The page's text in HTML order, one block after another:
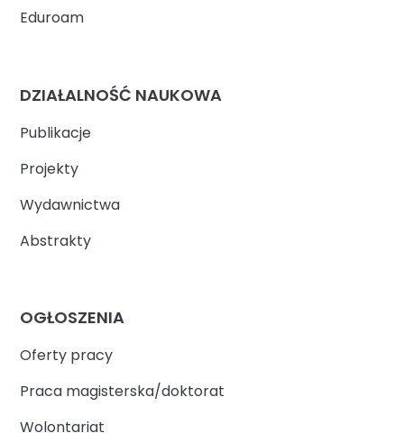
Eduroam
DZIAŁALNOŚĆ NAUKOWA
Publikacje
Projekty
Wydawnictwa
Abstrakty
OGŁOSZENIA
Oferty pracy
Praca magisterska/doktorat
Wolontariat